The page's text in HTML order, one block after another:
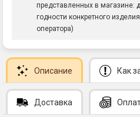
представленных в магазине:
годности конкретного
оператора)
Описание Как
Доставка